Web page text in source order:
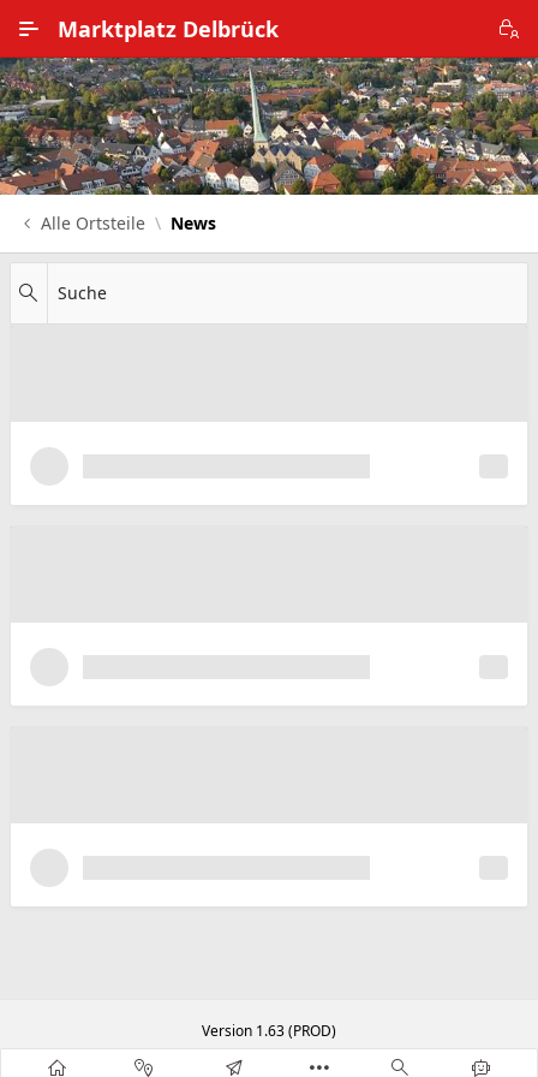
Marktplatz Delbrück
Alle Ortsteile
Impressum
Datenschutz
Alle Ortsteile News
Suche
Version 1.63 (PROD)